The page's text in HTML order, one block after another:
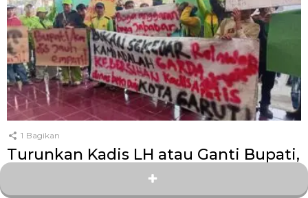
1 Bagikan
Turunkan Kadis LH atau Ganti Bupati,
Ratusan Relawan Kebersihan Kepung